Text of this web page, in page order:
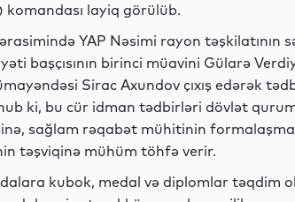
layiq görülüb.
YAP Nəsimi rayon təşkilatının
başçısının birinci müavini Gülarə
Sirac Axundov çıxış edərək
ki, bu cür idman tədbirləri dövlət
sağlam rəqabət mühitinin
təşviqinə mühüm töhfə verir.
kubok, medal və diplomlar təqdim